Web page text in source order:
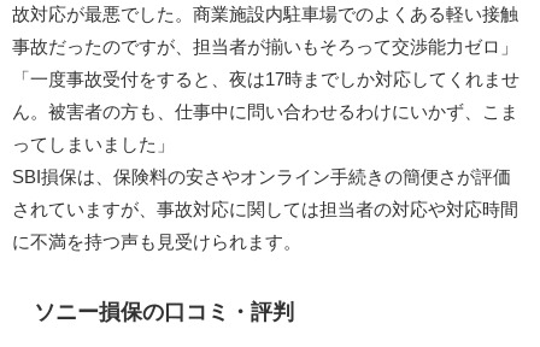
故対応が最悪でした。商業施設内駐車場でのよくある軽い接触
事故だったのですが、担当者が揃いもそろって交渉能力ゼロ」
「一度事故受付をすると、夜は17時までしか対応してくれませ
ん。被害者の方も、仕事中に問い合わせるわけにいかず、こま
ってしまいました」 ​
SBI損保は、保険料の安さやオンライン手続きの簡便さが評価
されていますが、事故対応に関しては担当者の対応や対応時間
に不満を持つ声も見受けられます。​
ソニー損保の口コミ・評判